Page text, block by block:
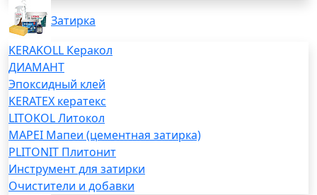
Затирка
KERAKOLL Керакол
ДИАМАНТ
Эпоксидный клей
KERATEX кератекс
LITOKOL Литокол
MAPEI Мапеи (цементная затирка)
PLITONIT Плитонит
Инструмент для затирки
Очистители и добавки